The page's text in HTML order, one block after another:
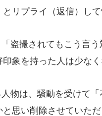
リプライ（返信）して
盗撮されてもこう言う
象を持った人は少なく
物は、騒動を受けて「
思い削除させていた